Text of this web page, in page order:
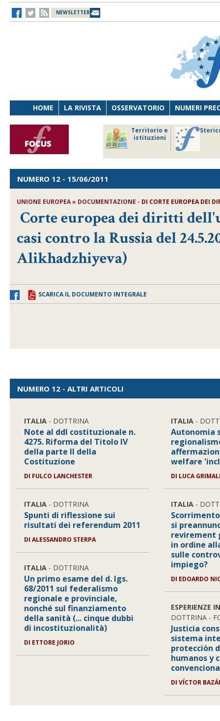
NEWSLETTER
HOME LA RIVISTA OSSERVATORIO NUMERI
Territorio e
istituzioni
NUMERO 12 - 15/06/2011
UNIONE EUROPEA » DOCUMENTAZIONE - DI CORTE EUROPEA DEI
Corte europea dei diritti
casi contro la Russia del
Alikhadzhiyeva)
SCARICA IL DOCUMENTO INTEGRALE
NUMERO 12 - ALTRI ARTICOLI
ITALIA - DOTTRINA
Note al ddl costituzionale n.
4275. Riforma del Titolo IV
della parte II della
Costituzione
DI FULCO LANCHESTER
ITALIA - DOTTRINA
Spunti di riflessione sui
risultati dei referendum 2011
DI ALESSANDRO STERPA
ITALIA - DOTTRINA
Un primo esame del d. lgs.
68/2011 sul federalismo
regionale e provinciale,
nonché sul finanziamento
della sanità (... cinque dubbi
di incostituzionalità)
DI ETTORE JORIO
ITALIA -
Autonomia
welfare
DI LUCA
ITALIA -
si
revirement
in ordine
sulle
impiego?
DI EDOARDO
ESPERIENZE
DOTTRINA -
Justicia
sistema
protecciòn
humanos y
DI VÍCTOR